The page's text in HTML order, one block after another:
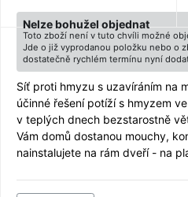
Nelze bohužel objednat
Toto zboží není v tuto chvíli možné
Jde o již vyprodanou položku nebo o
dostatečně rychlém termínu nyní
Síť proti hmyzu s uzavíráním na
účinné řešení potíží s hmyzem
v teplých dnech bezstarostně
Vám domů dostanou mouchy,
nainstalujete na rám dveří - na